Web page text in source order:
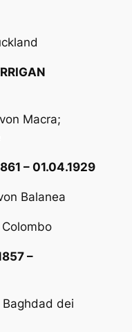
Macra;
– 01.04.1929
Balanea
–
dei